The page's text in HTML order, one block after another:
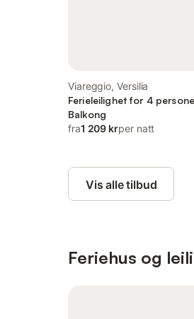
Viareggio, Versilia
Ferieleilighet for 4
Balkong
fra1 209 krper natt
Vis alle tilbud
Feriehus og